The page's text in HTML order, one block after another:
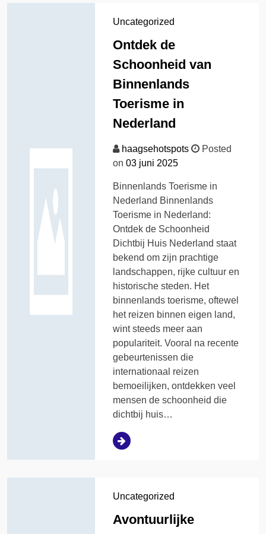
Uncategorized
Ontdek de
Schoonheid van
Binnenlands
Toerisme in
Nederland
haagsehotspots
Posted
on03 juni 2025
Binnenlands Toerisme in
Nederland Binnenlands
Toerisme in Nederland:
Ontdek de Schoonheid
Dichtbij Huis Nederland staat
bekend om zijn prachtige
landschappen, rijke cultuur en
historische steden. Het
binnenlands toerisme, oftewel
het reizen binnen eigen land,
wint steeds meer aan
populariteit. Vooral na recente
gebeurtenissen die
internationaal reizen
bemoeilijken, ontdekken veel
mensen de schoonheid die
dichtbij huis…
Uncategorized
Avontuurlijke